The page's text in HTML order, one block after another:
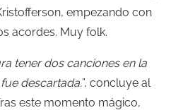
empezando con
acordes. Muy folk.
tener dos canciones en la
descartada.”, concluye al
este momento mágico,